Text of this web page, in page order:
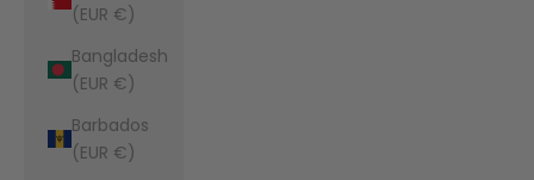
(EUR €)
Bangladesh
(EUR €)
Barbados
(EUR €)